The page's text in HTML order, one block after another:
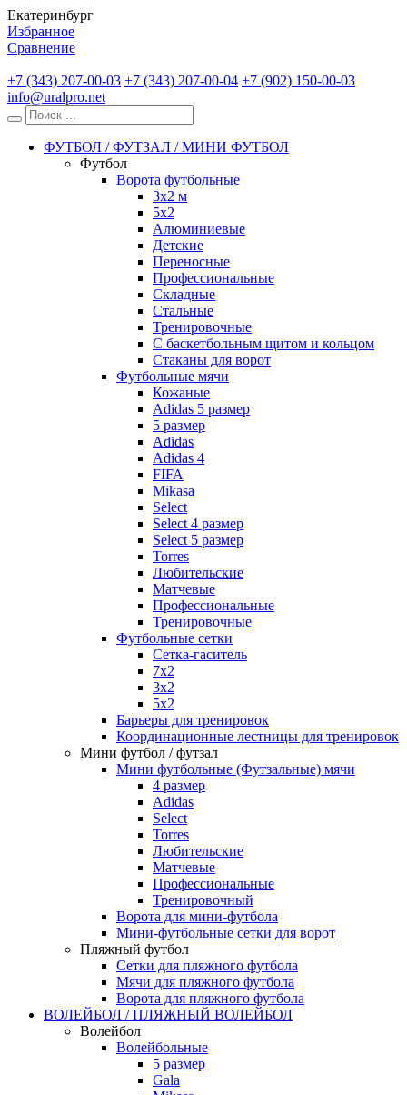
Екатеринбург
Избранное
Сравнение
+7 (343) 207-00-03 +7 (343) 207-00-04 +7 (902) 150-00-03
info@uralpro.net
ФУТБОЛ / ФУТЗАЛ / МИНИ ФУТБОЛ
Футбол
Ворота футбольные
3х2 м
5х2
Алюминиевые
Детские
Переносные
Профессиональные
Складные
Стальные
Тренировочные
С баскетбольным щитом и кольцом
Стаканы для ворот
Футбольные мячи
Кожаные
Adidas 5 размер
5 размер
Adidas
Adidas 4
FIFA
Mikasa
Select
Select 4 размер
Select 5 размер
Torres
Любительские
Матчевые
Профессиональные
Тренировочные
Футбольные сетки
Сетка-гаситель
7x2
3х2
5х2
Барьеры для тренировок
Координационные лестницы для тренировок
Мини футбол / футзал
Мини футбольные (Футзальные) мячи
4 размер
Adidas
Select
Torres
Любительские
Матчевые
Профессиональные
Тренировочный
Ворота для мини-футбола
Мини-футбольные сетки для ворот
Пляжный футбол
Сетки для пляжного футбола
Мячи для пляжного футбола
Ворота для пляжного футбола
ВОЛЕЙБОЛ / ПЛЯЖНЫЙ ВОЛЕЙБОЛ
Волейбол
Волейбольные
5 размер
Gala